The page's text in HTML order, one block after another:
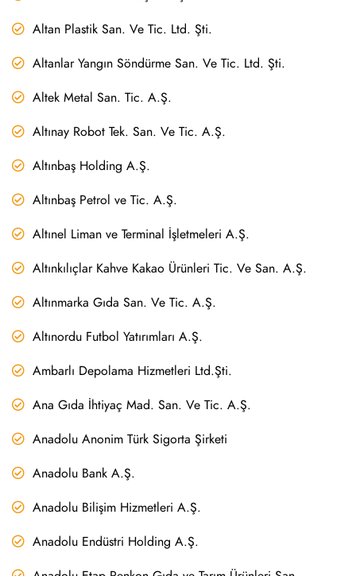
Altan Plastik San. Ve Tic. Ltd. Şti.
Altanlar Yangın Söndürme San. Ve Tic. Ltd. Şti.
Altek Metal San. Tic. A.Ş.
Altınay Robot Tek. San. Ve Tic. A.Ş.
Altınbaş Holding A.Ş.
Altınbaş Petrol ve Tic. A.Ş.
Altınel Liman ve Terminal İşletmeleri A.Ş.
Altınkılıçlar Kahve Kakao Ürünleri Tic. Ve San. A.Ş.
Altınmarka Gıda San. Ve Tic. A.Ş.
Altınordu Futbol Yatırımları A.Ş.
Ambarlı Depolama Hizmetleri Ltd.Şti.
Ana Gıda İhtiyaç Mad. San. Ve Tic. A.Ş.
Anadolu Anonim Türk Sigorta Şirketi
Anadolu Bank A.Ş.
Anadolu Bilişim Hizmetleri A.Ş.
Anadolu Endüstri Holding A.Ş.